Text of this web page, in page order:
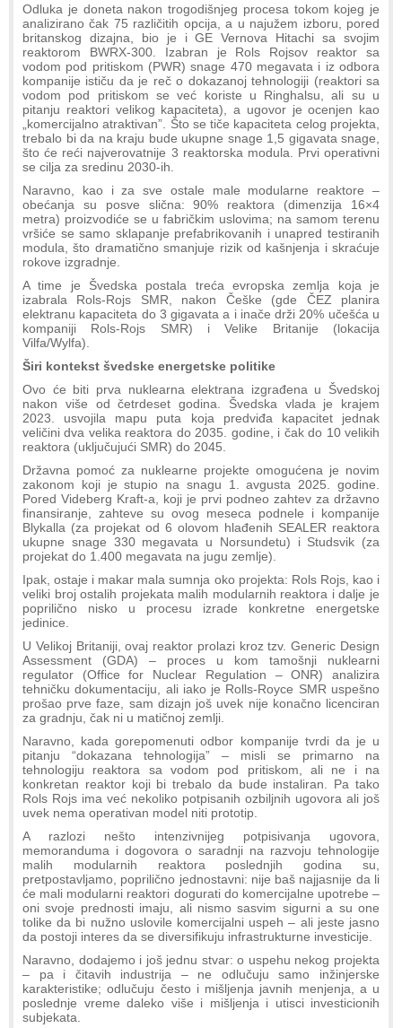
Odluka je doneta nakon trogodišnjeg procesa tokom kojeg je
analizirano čak 75 različitih opcija, a u najužem izboru, pored
britanskog dizajna, bio je i GE Vernova Hitachi sa svojim
reaktorom BWRX-300. Izabran je Rols Rojsov reaktor sa
vodom pod pritiskom (PWR) snage 470 megavata i iz odbora
kompanije ističu da je reč o dokazanoj tehnologiji (reaktori sa
vodom pod pritiskom se već koriste u Ringhalsu, ali su u
pitanju reaktori velikog kapaciteta), a ugovor je ocenjen kao
„komercijalno atraktivan”. Što se tiče kapaciteta celog projekta,
trebalo bi da na kraju bude ukupne snage 1,5 gigavata snage,
što će reći najverovatnije 3 reaktorska modula. Prvi operativni
se cilja za sredinu 2030-ih.
Naravno, kao i za sve ostale male modularne reaktore –
obećanja su posve slična: 90% reaktora (dimenzija 16×4
metra) proizvodiće se u fabričkim uslovima; na samom terenu
vršiće se samo sklapanje prefabrikovanih i unapred testiranih
modula, što dramatično smanjuje rizik od kašnjenja i skraćuje
rokove izgradnje.
A time je Švedska postala treća evropska zemlja koja je
izabrala Rols-Rojs SMR, nakon Češke (gde ČEZ planira
elektranu kapaciteta do 3 gigavata a i inače drži 20% učešća u
kompaniji Rols-Rojs SMR) i Velike Britanije (lokacija
Vilfa/Wylfa).
Širi kontekst švedske energetske politike
Ovo će biti prva nuklearna elektrana izgrađena u Švedskoj
nakon više od četrdeset godina. Švedska vlada je krajem
2023. usvojila mapu puta koja predviđa kapacitet jednak
veličini dva velika reaktora do 2035. godine, i čak do 10 velikih
reaktora (uključujući SMR) do 2045.
Državna pomoć za nuklearne projekte omogućena je novim
zakonom koji je stupio na snagu 1. avgusta 2025. godine.
Pored Videberg Kraft-a, koji je prvi podneo zahtev za državno
finansiranje, zahteve su ovog meseca podnele i kompanije
Blykalla (za projekat od 6 olovom hlađenih SEALER reaktora
ukupne snage 330 megavata u Norsundetu) i Studsvik (za
projekat do 1.400 megavata na jugu zemlje).
Ipak, ostaje i makar mala sumnja oko projekta: Rols Rojs, kao i
veliki broj ostalih projekata malih modularnih reaktora i dalje je
poprilično nisko u procesu izrade konkretne energetske
jedinice.
U Velikoj Britaniji, ovaj reaktor prolazi kroz tzv. Generic Design
Assessment (GDA) – proces u kom tamošnji nuklearni
regulator (Office for Nuclear Regulation – ONR) analizira
tehničku dokumentaciju, ali iako je Rolls-Royce SMR uspešno
prošao prve faze, sam dizajn još uvek nije konačno licenciran
za gradnju, čak ni u matičnoj zemlji.
Naravno, kada gorepomenuti odbor kompanije tvrdi da je u
pitanju “dokazana tehnologija” – misli se primarno na
tehnologiju reaktora sa vodom pod pritiskom, ali ne i na
konkretan reaktor koji bi trebalo da bude instaliran. Pa tako
Rols Rojs ima već nekoliko potpisanih ozbiljnih ugovora ali još
uvek nema operativan model niti prototip.
A razlozi nešto intenzivnijeg potpisivanja ugovora,
memoranduma i dogovora o saradnji na razvoju tehnologije
malih modularnih reaktora poslednjih godina su,
pretpostavljamo, poprilično jednostavni: nije baš najjasnije da li
će mali modularni reaktori dogurati do komercijalne upotrebe –
oni svoje prednosti imaju, ali nismo sasvim sigurni a su one
tolike da bi nužno uslovile komercijalni uspeh – ali jeste jasno
da postoji interes da se diversifikuju infrastrukturne investicije.
Naravno, dodajemo i još jednu stvar: o uspehu nekog projekta
– pa i čitavih industrija – ne odlučuju samo inžinjerske
karakteristike; odlučuju često i mišljenja javnih menjenja, a u
poslednje vreme daleko više i mišljenja i utisci investicionih
subjekata.